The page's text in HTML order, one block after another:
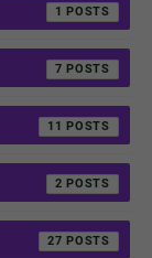
1
7
11
2
27